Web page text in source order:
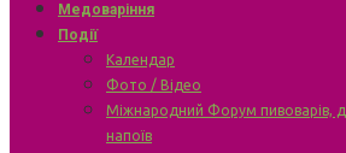
Медоваріння
Події
Календар
Фото / Відео
Міжнародний Форум пивоварів,
напоїв